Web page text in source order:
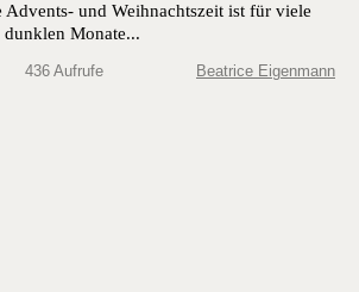
Advents- und Wei­h­nacht­szeit ist für viele
Monat­e...
436 Aufrufe Beatrice Eigenmann